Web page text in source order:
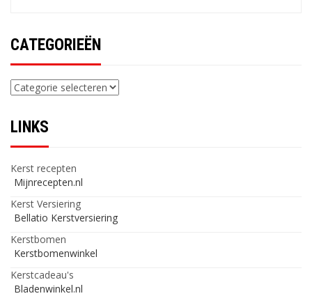
CATEGORIEËN
Categorieën
LINKS
Kerst recepten
Mijnrecepten.nl
Kerst Versiering
Bellatio Kerstversiering
Kerstbomen
Kerstbomenwinkel
Kerstcadeau's
Bladenwinkel.nl